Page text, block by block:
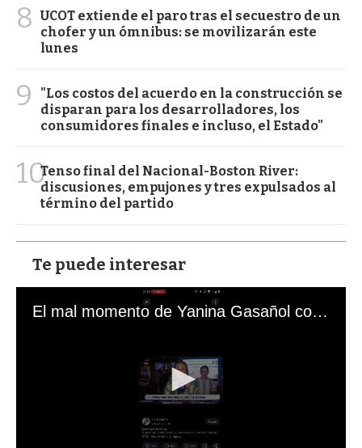
8 UCOT extiende el paro tras el secuestro de un
chofer y un ómnibus: se movilizarán este
lunes
9
"Los costos del acuerdo en la construcción se
disparan para los desarrolladores, los
consumidores finales e incluso, el Estado"
10Tenso final del Nacional-Boston River:
discusiones, empujones y tres expulsados al
término del partido
Te puede interesar
El mal momento de Yanina Gasañol con un hincha argentino en "Subrayado"